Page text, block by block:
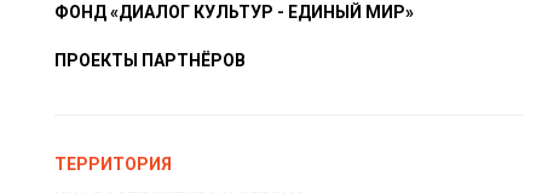
ФОНД «ДИАЛОГ КУЛЬТУР - ЕДИНЫЙ МИР»
ПРОЕКТЫ ПАРТНЁРОВ
ТЕРРИТОРИЯ